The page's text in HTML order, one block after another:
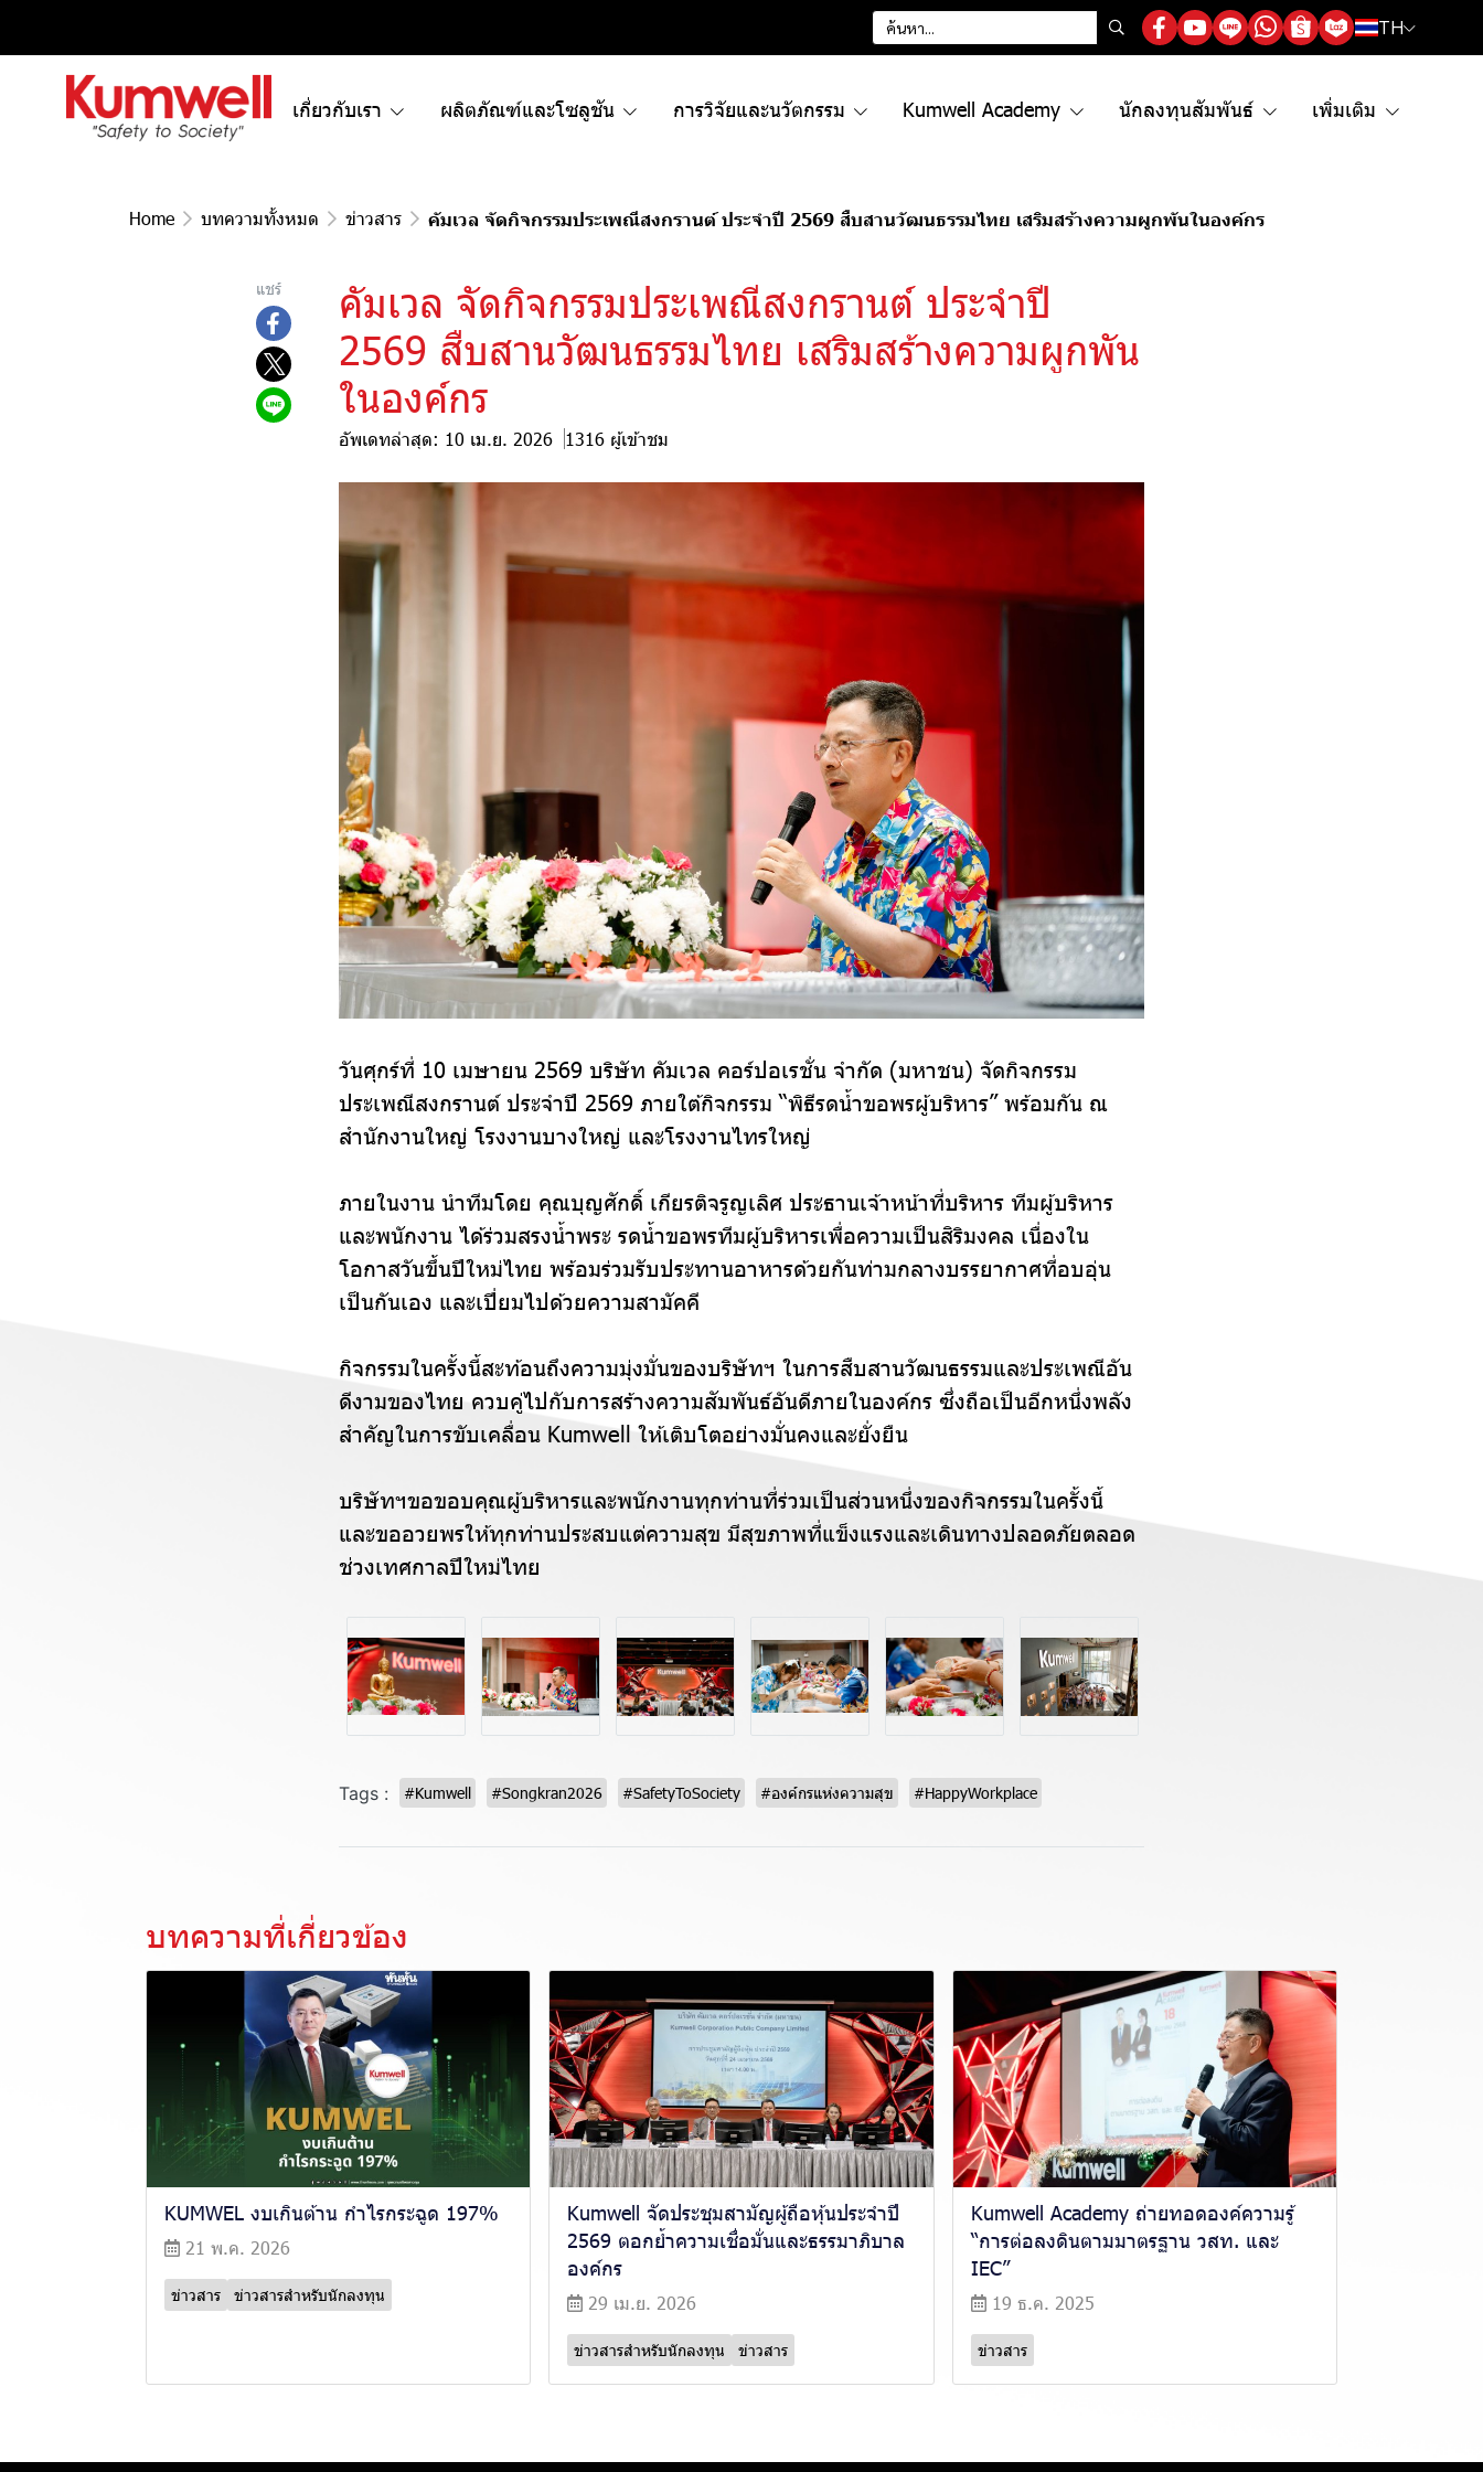
TH
เกี่ยวกับเรา ผลิตภัณฑ์และโซลูชัน การวิจัยและนวัตกรรม Kumwell Academy นักลงทุนสัมพันธ์ เพิ่มเติม
Home บทความทั้งหมด ข่าวสาร คัมเวล จัดกิจกรรมประเพณีสงกรานต์ ประจำปี 2569 สืบสานวัฒนธรรมไทย เสริมสร้างความผูกพันในองค์กร
แชร์
คัมเวล จัดกิจกรรมประเพณีสงกรานต์ ประจำปี
2569 สืบสานวัฒนธรรมไทย เสริมสร้างความผูกพัน
ในองค์กร
อัพเดทล่าสุด: 10 เม.ย. 2026 1316 ผู้เข้าชม
วันศุกร์ที่ 10 เมษายน 2569 บริษัท คัมเวล คอร์ปอเรชั่น จำกัด (มหาชน) จัดกิจกรรม
ประเพณีสงกรานต์ ประจำปี 2569 ภายใต้กิจกรรม “พิธีรดน้ำขอพรผู้บริหาร” พร้อมกัน ณ
สำนักงานใหญ่ โรงงานบางใหญ่ และโรงงานไทรใหญ่
ภายในงาน นำทีมโดย คุณบุญศักดิ์ เกียรติจรูญเลิศ ประธานเจ้าหน้าที่บริหาร ทีมผู้บริหาร
และพนักงาน ได้ร่วมสรงน้ำพระ รดน้ำขอพรทีมผู้บริหารเพื่อความเป็นสิริมงคล เนื่องใน
โอกาสวันขึ้นปีใหม่ไทย พร้อมร่วมรับประทานอาหารด้วยกันท่ามกลางบรรยากาศที่อบอุ่น
เป็นกันเอง และเปี่ยมไปด้วยความสามัคคี
กิจกรรมในครั้งนี้สะท้อนถึงความมุ่งมั่นของบริษัทฯ ในการสืบสานวัฒนธรรมและประเพณีอัน
ดีงามของไทย ควบคู่ไปกับการสร้างความสัมพันธ์อันดีภายในองค์กร ซึ่งถือเป็นอีกหนึ่งพลัง
สำคัญในการขับเคลื่อน Kumwell ให้เติบโตอย่างมั่นคงและยั่งยืน
บริษัทฯขอขอบคุณผู้บริหารและพนักงานทุกท่านที่ร่วมเป็นส่วนหนึ่งของกิจกรรมในครั้งนี้
และขออวยพรให้ทุกท่านประสบแต่ความสุข มีสุขภาพที่แข็งแรงและเดินทางปลอดภัยตลอด
ช่วงเทศกาลปีใหม่ไทย
Tags : #Kumwell #Songkran2026 #SafetyToSociety #องค์กรแห่งความสุข #HappyWorkplace
บทความที่เกี่ยวข้อง
KUMWEL งบเกินต้าน กำไรกระฉูด 197%
21 พ.ค. 2026
ข่าวสาร ข่าวสารสำหรับนักลงทุน
Kumwell จัดประชุมสามัญผู้ถือหุ้นประจำปี
2569 ตอกย้ำความเชื่อมั่นและธรรมาภิบาล
องค์กร
29 เม.ย. 2026
ข่าวสารสำหรับนักลงทุน ข่าวสาร
Kumwell Academy ถ่ายทอดองค์ความรู้
“การต่อลงดินตามมาตรฐาน วสท. และ
IEC”
19 ธ.ค. 2025
ข่าวสาร